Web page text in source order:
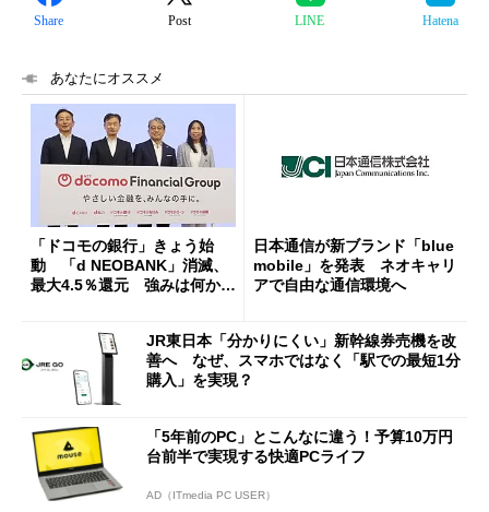
Share Post LINE Hatena
あなたにオススメ
「ドコモの銀行」きょう始
動 「d NEOBANK」消滅、
最大4.5％還元 強みは何か解
日本通信が新ブランド「blue
mobile」を発表 ネオキャリ
アで自由な通信環境へ
JR東日本「分かりにくい」新幹線券売機を改
善へ なぜ、スマホではなく「駅での最短1分
購入」を実現？
「5年前のPC」とこんなに違う！予算10万円
台前半で実現する快適PCライフ
AD（ITmedia PC USER）